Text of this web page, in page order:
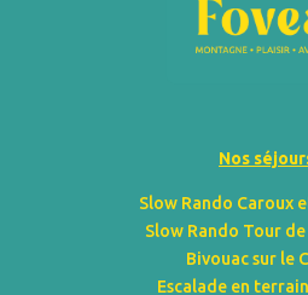
Nos
Slow Rando Caroux
Slow Rando Tour
Bivouac sur le
Escalade en